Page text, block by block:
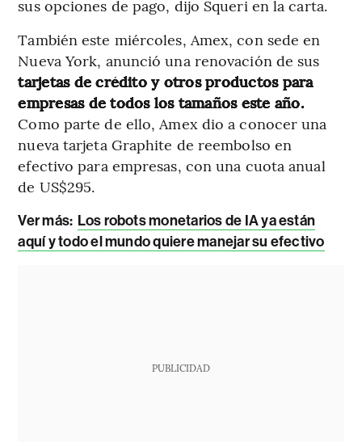
sus opciones de pago, dijo Squeri en la carta.
También este miércoles, Amex, con sede en
Nueva York, anunció una renovación de sus
tarjetas de crédito y otros productos para
empresas de todos los tamaños este año.
Como parte de ello, Amex dio a conocer una
nueva tarjeta Graphite de reembolso en
efectivo para empresas, con una cuota anual
de US$295.
Ver más: Los robots monetarios de IA ya están
aquí y todo el mundo quiere manejar su efectivo
PUBLICIDAD